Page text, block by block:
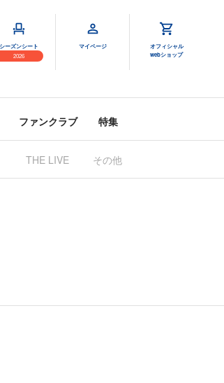
シーズンシート
2026
マイページ
オフィシャル
webショップ
ファンクラブ 特集
THE LIVE その他